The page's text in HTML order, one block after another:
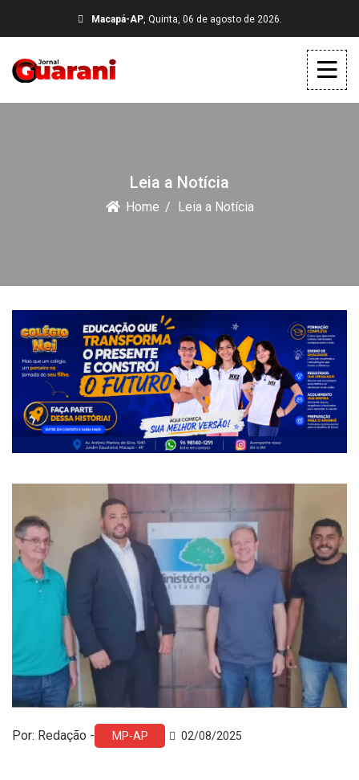
Macapá-AP, Quinta, 06 de agosto de 2026.
Leia a Notícia
Home Leia a Notícia
Por: Redação - MP-AP 02/08/2025